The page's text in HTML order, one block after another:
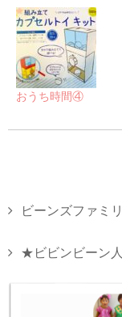
おうち時間④
ビーンズファミ
★ビビンビーン